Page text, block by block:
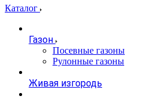
Каталог
Газон
Посевные газоны
Рулонные газоны
Живая изгородь